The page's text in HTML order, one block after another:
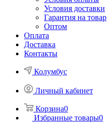
Условия доставки
Гарантия на товар
Оптом
Оплата
Доставка
Контакты
Колумбус
Личный кабинет
Корзина0
Избранные товары0